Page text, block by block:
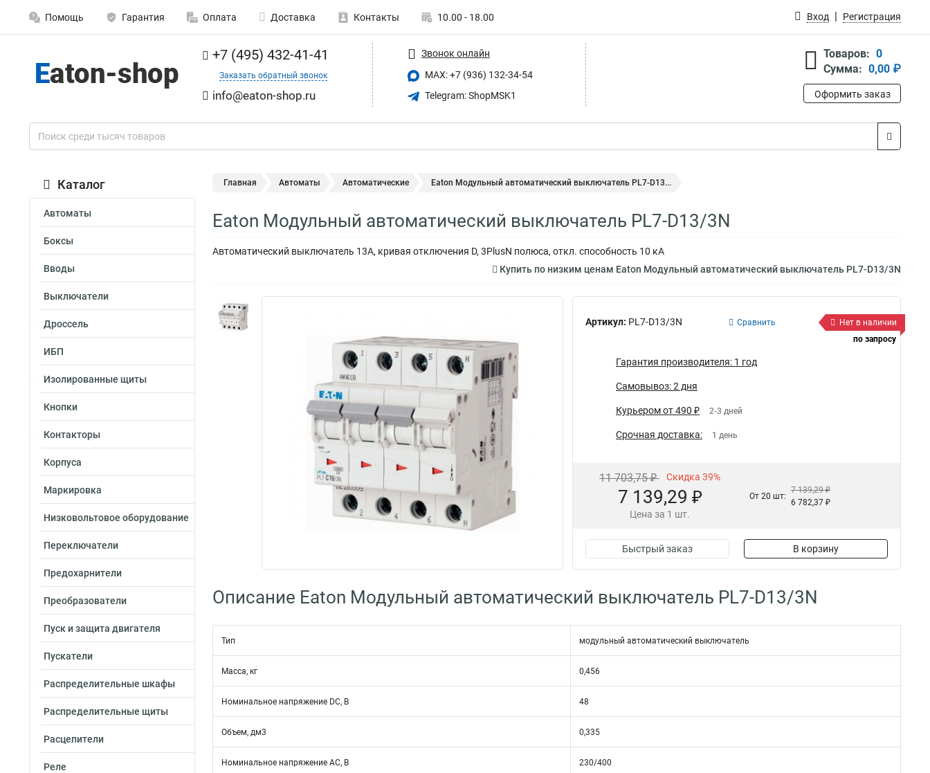
Помощь Гарантия Оплата Доставка Контакты 10.00 - 18.00 Вход Регистрация
+7 (495) 432-41-41
Заказать обратный звонок
info@eaton-shop.ru
Звонок онлайн
MAX: +7 (936) 132-34-54
Telegram: ShopMSK1
Товаров: 0
Сумма: 0,00 ₽
Оформить заказ
Каталог
Автоматы
Боксы
Вводы
Выключатели
Дроссель
ИБП
Изолированные щиты
Кнопки
Контакторы
Корпуса
Маркировка
Низковольтовое оборудование
Переключатели
Предохарнители
Преобразователи
Пуск и защита двигателя
Пускатели
Распределительные шкафы
Распределительные щиты
Расцепители
Реле
Главная Автоматы Автоматические Eaton Модульный автоматический выключатель PL7-D13...
Eaton Модульный автоматический выключатель PL7-D13/3N
Автоматический выключатель 13А, кривая отключения D, 3PlusN полюса, откл. способность 10 кА
Купить по низким ценам Eaton Модульный автоматический выключатель PL7-D13/3N
Артикул: PL7-D13/3N Сравнить
Нет в наличии
по запросу
Гарантия производителя: 1 год
Самовывоз: 2 дня
Курьером от 490 ₽ 2-3 дней
Срочная доставка: 1 день
11 703,75 ₽ Скидка 39%
7 139,29 ₽
Цена за 1 шт.
От 20 шт:
7 139,29 ₽
6 782,37 ₽
Быстрый заказ В корзину
Описание Eaton Модульный автоматический выключатель PL7-D13/3N
Тип модульный автоматический выключатель
Масса, кг 0,456
Номинальное напряжение DC, В 48
Объем, дм3 0,335
Номинальное напряжение АС, В 230/400